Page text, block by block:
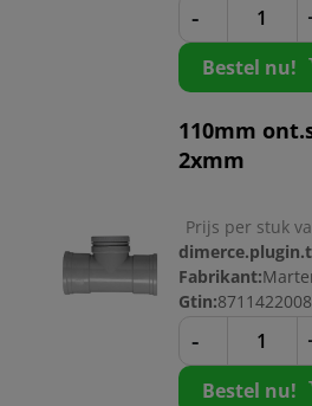
-
Bestel nu!
110mm
2xmm
Prijs per stuk
Fabrikant:
Gtin:
-
Bestel nu!